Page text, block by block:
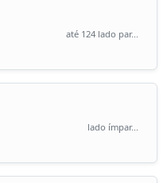
até 124 lado par...
lado ímpar...